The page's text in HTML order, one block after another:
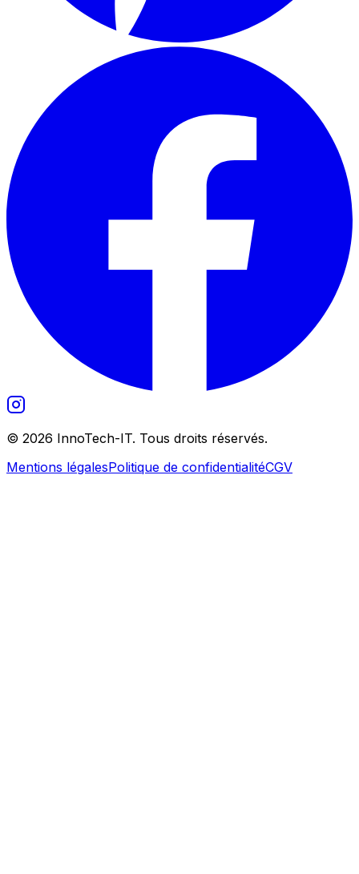
© 2026 InnoTech-IT. Tous droits réservés.
Mentions légalesPolitique de confidentialitéCGV